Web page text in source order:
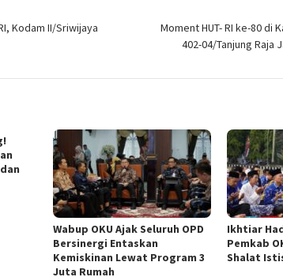
Kodam II/Sriwijaya
Moment HUT- RI ke-80 di
402-04/Tanjung Raja
Wabup OKU Ajak Seluruh OPD
Bersinergi Entaskan
Kemiskinan Lewat Program 3
Juta Rumah
Ikhtiar
Pemkab
Shalat